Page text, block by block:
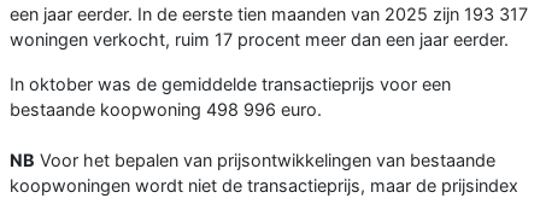
een jaar eerder. In de eerste tien maanden van 2025 zijn 193 317
woningen verkocht, ruim 17 procent meer dan een jaar eerder.
In oktober was de gemiddelde transactieprijs voor een
bestaande koopwoning 498 996 euro.
NB Voor het bepalen van prijsontwikkelingen van bestaande
koopwoningen wordt niet de transactieprijs, maar de prijsindex